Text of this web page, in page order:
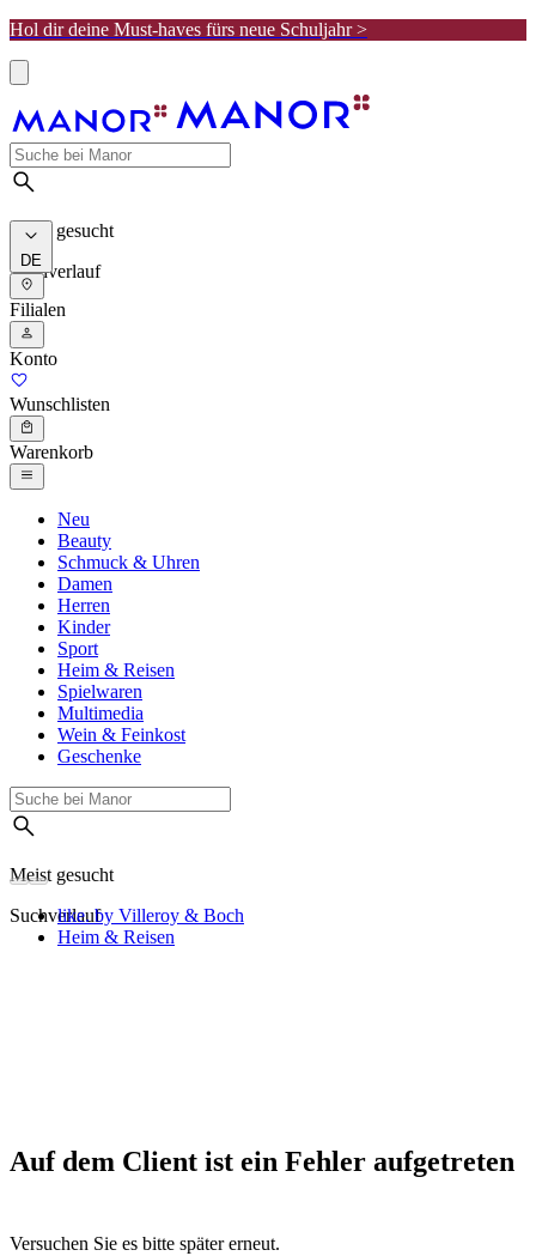
Hol dir deine Must-haves fürs neue Schuljahr >
Meist gesucht
Suchverlauf
DE
Filialen
Konto
Wunschlisten
Warenkorb
Neu
Beauty
Schmuck & Uhren
Damen
Herren
Kinder
Sport
Heim & Reisen
Spielwaren
Multimedia
Wein & Feinkost
Geschenke
Meist gesucht
Suchverlauflike. by Villeroy & Boch
Heim & Reisen
Auf dem Client ist ein Fehler aufgetreten
Versuchen Sie es bitte später erneut.